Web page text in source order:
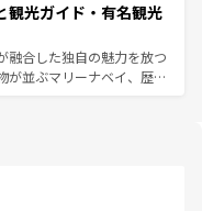
どの季節にも異なる楽しみ
の人々、仏教を中心とし
が、訪れる旅人を魅了し続
コンテンツ一覧を参照して
ず。観光スポットが密集し
るのも魅力。息をのむよ
、香港を存分に楽しみ尽く
コンテンツ一覧を参照して
観光ガイド・有名観光
融合した独自の魅力を放つ
が並ぶマリーナベイ、歴史
しめる外せないスポット